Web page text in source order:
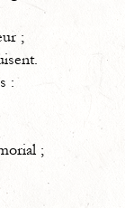
;
:
;